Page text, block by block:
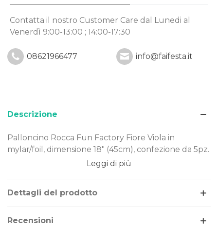
Contatta il nostro Customer Care dal Lunedi al
Venerdì 9:00-13:00 ; 14:00-17:30
08621966477 info@faifesta.it
Descrizione
Palloncino Rocca Fun Factory Fiore Viola in
mylar/foil, dimensione 18" (45cm), confezione da 5pz.
Dimensione: 18" (45cm)
Materiale: mylar-foil
Tema: decorazione
Il palloncino Fiore Viola è realizzato in Mylar-Foil, un
Leggi di più
Dettagli del prodotto
Recensioni